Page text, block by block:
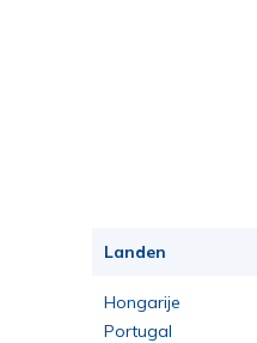
Landen
Hongarije
Portugal